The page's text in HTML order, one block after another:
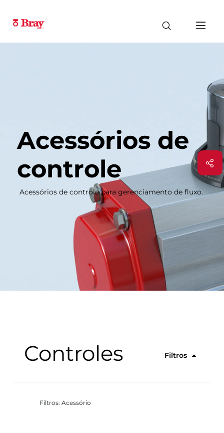
Acessórios de
controle
Acessórios de controle para gerenciamento de fluxo.
Controles Filtros
Filtros: Acessório